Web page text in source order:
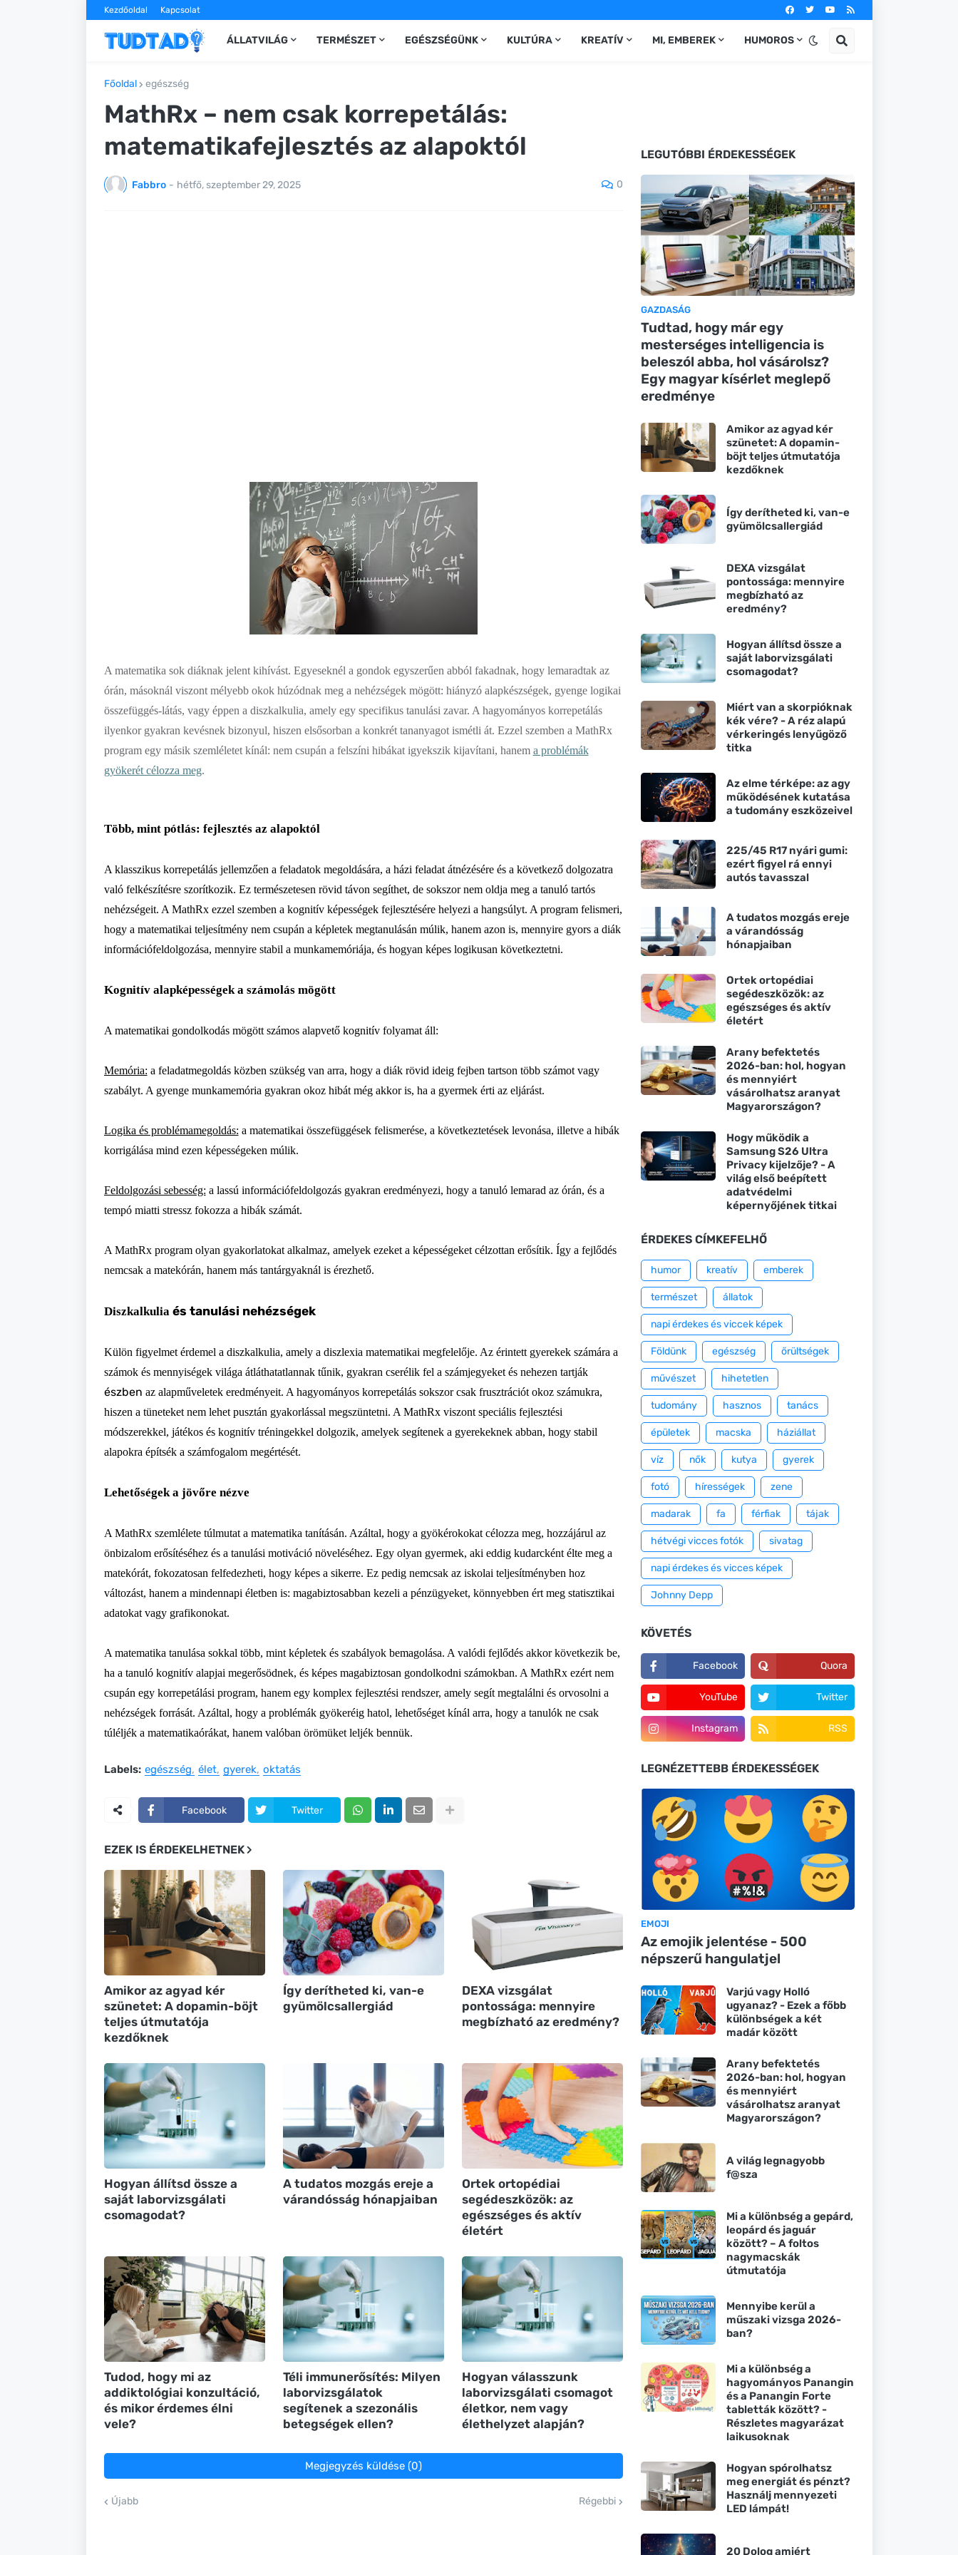
Kezdőoldal Kapcsolat
ÁLLATVILÁG TERMÉSZET EGÉSZSÉGÜNK KULTÚRA KREATÍV MI, EMBEREK HUMOROS
Főoldal egészség
MathRx – nem csak korrepetálás:
matematikafejlesztés az alapoktól
Fabbro - hétfő, szeptember 29, 2025 0
A matematika sok diáknak jelent kihívást. Egyeseknél a gondok egyszerűen abból fakadnak, hogy lemaradtak az
órán, másoknál viszont mélyebb okok húzódnak meg a nehézségek mögött: hiányzó alapkészségek, gyenge logikai
összefüggés-látás, vagy éppen a diszkalkulia, amely egy specifikus tanulási zavar. A hagyományos korrepetálás
ilyenkor gyakran kevésnek bizonyul, hiszen elsősorban a konkrét tananyagot ismétli át. Ezzel szemben a MathRx
program egy másik szemléletet kínál: nem csupán a felszíni hibákat igyekszik kijavítani, hanem a problémák
gyökerét célozza meg.
Több,mint pótlás: fejlesztés az alapoktól
A klasszikus korrepetálás jellemzően a feladatok megoldására, a házi feladat átnézésére és a következő dolgozatra
való felkészítésre szorítkozik. Ez természetesen rövid távon segíthet, de sokszor nem oldja meg a tanuló tartós
nehézségeit. A MathRxezzel szemben a kognitív képességek fejlesztésére helyezi a hangsúlyt. A program felismeri,
hogy a matematikai teljesítmény nem csupán a képletek megtanulásán múlik, hanem azon is, mennyire gyors a diák
információfeldolgozása, mennyire stabil a munkamemóriája, és hogyan képes logikusan következtetni.
Kognitív alapképességek a számolás mögött
A matematikai gondolkodás mögött számos alapvető kognitív folyamat áll:
Memória: a feladatmegoldás közben szükség van arra, hogy a diák rövid ideig fejben tartson több számot vagy
szabályt. A gyenge munkamemória gyakran okoz hibát még akkor is, ha a gyermek érti az eljárást.
Logika és problémamegoldás: a matematikai összefüggések felismerése, a következtetések levonása, illetve a hibák
korrigálása mind ezen képességeken múlik.
Feldolgozási sebesség: a lassú információfeldolgozás gyakran eredményezi, hogy a tanuló lemarad az órán, és a
tempó miatti stressz fokozza a hibák számát.
A MathRxprogram olyan gyakorlatokat alkalmaz, amelyek ezeket a képességeket célzottan erősítik. Így a fejlődés
nemcsak a matekórán, hanem más tantárgyaknál is érezhető.
Diszkalkuliaés tanulási nehézségek
Külön figyelmet érdemel a diszkalkulia, amely a diszlexia matematikai megfelelője. Az érintett gyerekek számára a
számok és mennyiségek világa átláthatatlannak tűnik, gyakran cserélik fel a számjegyeket és nehezen tartják
észben az alapműveletek eredményeit. A hagyományos korrepetálás sokszor csak frusztrációt okoz számukra,
hiszen a tüneteket nem lehet pusztán gyakorlással megszüntetni. A MathRxviszont speciális fejlesztési
módszerekkel, játékos és kognitív tréningekkel dolgozik, amelyek segítenek a gyerekeknek abban, hogy stabil
alapokra építsék a számfogalom megértését.
Lehetőségek a jövőre nézve
A MathRxszemlélete túlmutat a matematika tanításán. Azáltal, hogy a gyökérokokat célozza meg, hozzájárul az
önbizalom erősítéséhez és a tanulási motiváció növeléséhez. Egy olyan gyermek, aki eddig kudarcként élte meg a
matekórát, fokozatosan felfedezheti, hogy képes a sikerre. Ez pedig nemcsak az iskolai teljesítményben hoz
változást, hanem a mindennapi életben is: magabiztosabban kezeli a pénzügyeket, könnyebben ért meg statisztikai
adatokat vagy grafikonokat.
A matematika tanulása sokkal több, mint képletek és szabályok bemagolása. A valódi fejlődés akkor következik be,
ha a tanuló kognitív alapjai megerősödnek, és képes magabiztosan gondolkodni számokban. A MathRxezért nem
csupán egy korrepetálási program, hanem egy komplex fejlesztési rendszer, amely segít megtalálni és orvosolni a
nehézségek forrását. Azáltal, hogy a problémák gyökeréig hatol, lehetőséget kínál arra, hogy a tanulók ne csak
túléljék a matematikaórákat, hanem valóban örömüket leljék bennük.
Labels: egészség élet gyerek oktatás
Facebook Twitter
EZEK IS ÉRDEKELHETNEK
Amikor az agyad kér
szünetet: A dopamin-böjt
teljes útmutatója
kezdőknek
Így derítheted ki, van-e
gyümölcsallergiád
DEXA vizsgálat
pontossága: mennyire
megbízható az eredmény?
Hogyan állítsd össze a
saját laborvizsgálati
csomagodat?
A tudatos mozgás ereje a
várandósság hónapjaiban
Ortek ortopédiai
segédeszközök: az
egészséges és aktív
életért
Tudod, hogy mi az
addiktológiai konzultáció,
és mikor érdemes élni
vele?
Téli immunerősítés: Milyen
laborvizsgálatok
segítenek a szezonális
betegségek ellen?
Hogyan válasszunk
laborvizsgálati csomagot
életkor, nem vagy
élethelyzet alapján?
Megjegyzés küldése (0)
Újabb Régebbi
LEGUTÓBBI ÉRDEKESSÉGEK
GAZDASÁG
Tudtad, hogy már egy
mesterséges intelligencia is
beleszól abba, hol vásárolsz?
Egy magyar kísérlet meglepő
eredménye
Amikor az agyad kér
szünetet: A dopamin-
böjt teljes útmutatója
kezdőknek
Így derítheted ki, van-e
gyümölcsallergiád
DEXA vizsgálat
pontossága: mennyire
megbízható az
eredmény?
Hogyan állítsd össze a
saját laborvizsgálati
csomagodat?
Miért van a skorpióknak
kék vére? - A réz alapú
vérkeringés lenyűgöző
titka
Az elme térképe: az agy
működésének kutatása
a tudomány eszközeivel
225/45 R17 nyári gumi:
ezért figyel rá ennyi
autós tavasszal
A tudatos mozgás ereje
a várandósság
hónapjaiban
Ortek ortopédiai
segédeszközök: az
egészséges és aktív
életért
Arany befektetés
2026-ban: hol, hogyan
és mennyiért
vásárolhatsz aranyat
Magyarországon?
Hogy működik a
Samsung S26 Ultra
Privacy kijelzője? - A
világ első beépített
adatvédelmi
képernyőjének titkai
ÉRDEKES CÍMKEFELHŐ
humor kreatív emberek
természet állatok
napi érdekes és viccek képek
Földünk egészség őrültségek
művészet hihetetlen
tudomány hasznos tanács
épületek macska háziállat
víz nők kutya gyerek
fotó hírességek zene
madarak fa férfiak tájak
hétvégi vicces fotók sivatag
napi érdekes és vicces képek
Johnny Depp
KÖVETÉS
Facebook Quora
YouTube Twitter
Instagram RSS
LEGNÉZETTEBB ÉRDEKESSÉGEK
EMOJI
Az emojik jelentése - 500
népszerű hangulatjel
Varjú vagy Holló
ugyanaz? - Ezek a főbb
különbségek a két
madár között
Arany befektetés
2026-ban: hol, hogyan
és mennyiért
vásárolhatsz aranyat
Magyarországon?
A világ legnagyobb
f@sza
Mi a különbség a gepárd,
leopárd és jaguár
között? – A foltos
nagymacskák
útmutatója
Mennyibe kerül a
műszaki vizsga 2026-
ban?
Mi a különbség a
hagyományos Panangin
és a Panangin Forte
tabletták között? -
Részletes magyarázat
laikusoknak
Hogyan spórolhatsz
meg energiát és pénzt?
Használj mennyezeti
LED lámpát!
20 Dolog amiért